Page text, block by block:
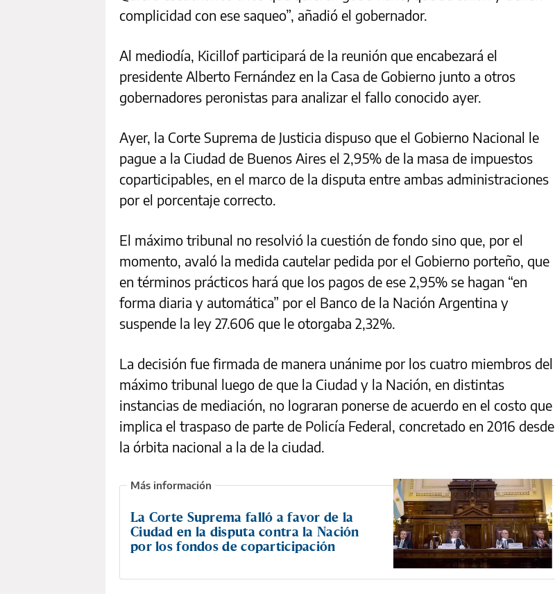
complicidad con ese saqueo”, añadió el gobernador.
Al mediodía, Kicillof participará de la reunión que encabezará el
presidente Alberto Fernández en la Casa de Gobierno junto a otros
gobernadores peronistas para analizar el fallo conocido ayer.
Ayer, la Corte Suprema de Justicia dispuso que el Gobierno Nacional le
pague a la Ciudad de Buenos Aires el 2,95% de la masa de impuestos
coparticipables, en el marco de la disputa entre ambas administraciones
por el porcentaje correcto.
El máximo tribunal no resolvió la cuestión de fondo sino que, por el
momento, avaló la medida cautelar pedida por el Gobierno porteño, que
en términos prácticos hará que los pagos de ese 2,95% se hagan “en
forma diaria y automática” por el Banco de la Nación Argentina y
suspende la ley 27.606 que le otorgaba 2,32%.
La decisión fue firmada de manera unánime por los cuatro miembros del
máximo tribunal luego de que la Ciudad y la Nación, en distintas
instancias de mediación, no lograran ponerse de acuerdo en el costo que
implica el traspaso de parte de Policía Federal, concretado en 2016 desde
la órbita nacional a la de la ciudad.
La Corte Suprema falló a favor de la
Ciudad en la disputa contra la Nación
por los fondos de coparticipación